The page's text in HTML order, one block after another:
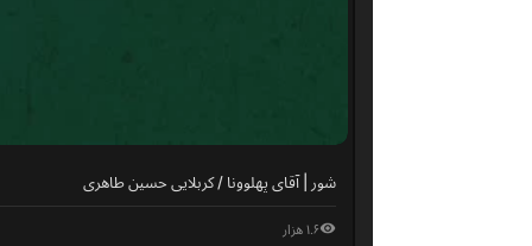
شور | آقای پهلوونا / کربلایی حسین طاهری
۱.۶ هزار